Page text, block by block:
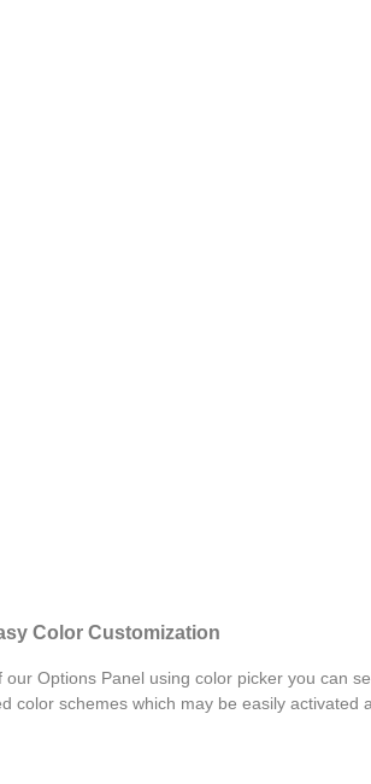
Color Customization
Options Panel using color picker you can
color schemes which may be easily activated